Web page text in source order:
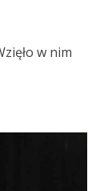
w nim